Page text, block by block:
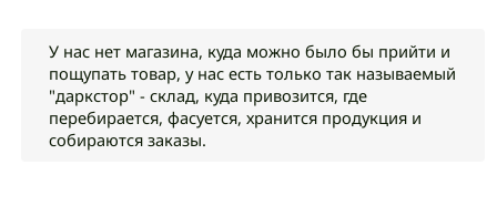
У нас нет магазина, куда можно было бы прийти и
пощупать товар, у нас есть только так называемый
"даркстор" - склад, куда привозится, где
перебирается, фасуется, хранится продукция и
собираются заказы.